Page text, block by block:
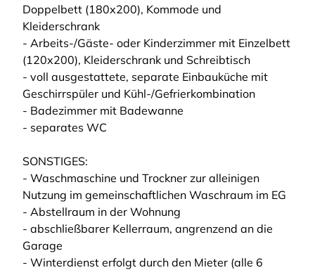
Doppelbett (180x200), Kommode und
Kleiderschrank
- Arbeits-/Gäste- oder Kinderzimmer mit Einzelbett
(120x200), Kleiderschrank und Schreibtisch
- voll ausgestattete, separate Einbauküche mit
Geschirrspüler und Kühl-/Gefrierkombination
- Badezimmer mit Badewanne
- separates WC
SONSTIGES:
- Waschmaschine und Trockner zur alleinigen
Nutzung im gemeinschaftlichen Waschraum im EG
- Abstellraum in der Wohnung
- abschließbarer Kellerraum, angrenzend an die
Garage
- Winterdienst erfolgt durch den Mieter (alle 6